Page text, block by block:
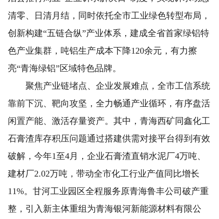
清零、日清月结，同时依托全市工业绿色转型布局，
创新构建“五链合纵”产业体系，建成全省首家绿铝特
色产业集群，吨铝生产成本下降120余元，有力擦
亮“青海绿铝”区域特色品牌。
聚焦产业链堵点、企业发展难点，全市工信系统
靠前下沉、靶向攻坚，全力畅通产业循环，有序盘活
闲置产能、激活存量资产。其中，青海西矿同鑫化工
石膏渣库存积压问题通过搭建供需对接平台得到有效
破解，今年1至4月，企业石膏渣直销水泥厂4万吨、
建材厂2.02万吨，带动全市化工行业产值同比增长
11%。甘河工业园区全程服务原青海鲁丰公司破产重
整，引入新主体重组为青海银河新能源材料有限公